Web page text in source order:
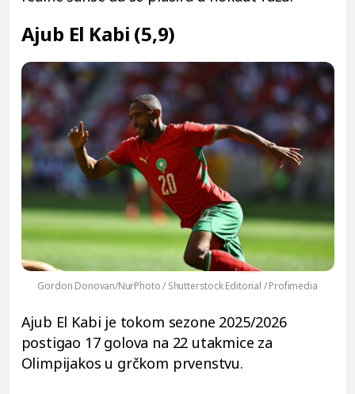
Ajub El Kabi (5,9)
Gordon Donovan/NurPhoto / Shutterstock Editorial / Profimedia
Ajub El Kabi je tokom sezone 2025/2026
postigao 17 golova na 22 utakmice za
Olimpijakos u grčkom prvenstvu.